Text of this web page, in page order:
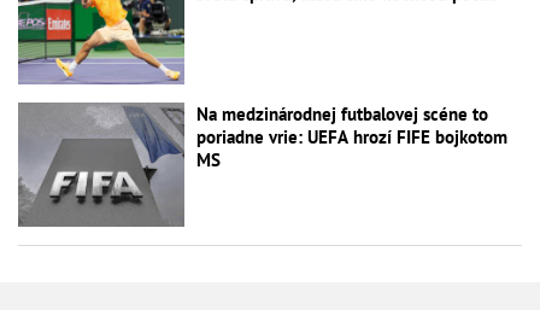
Na medzinárodnej futbalovej scéne to
poriadne vrie: UEFA hrozí FIFE bojkotom
MS